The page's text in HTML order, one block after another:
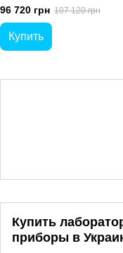
универсальный,
SingleDISPLAY, 32 л
96 720 грн 107 120 грн
Купить
Купить
приборы в